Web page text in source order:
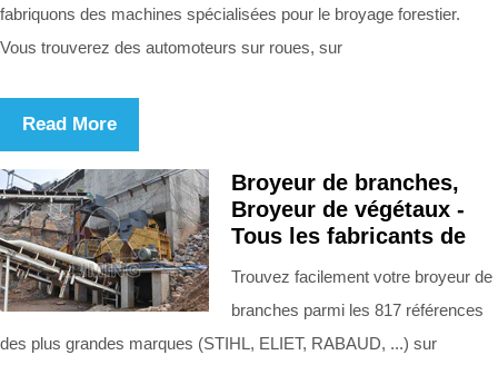
fabriquons des machines spécialisées pour le broyage forestier.
Vous trouverez des automoteurs sur roues, sur
Read More
Broyeur de branches,
Broyeur de végétaux -
Tous les fabricants de
Trouvez facilement votre broyeur de
branches parmi les 817 références
des plus grandes marques (STIHL, ELIET, RABAUD, ...) sur